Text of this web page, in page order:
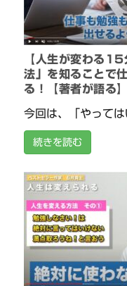
【人生が変わる
法」を知ることで
る！【著者が語る】
今回は、「やっては
続きを読む